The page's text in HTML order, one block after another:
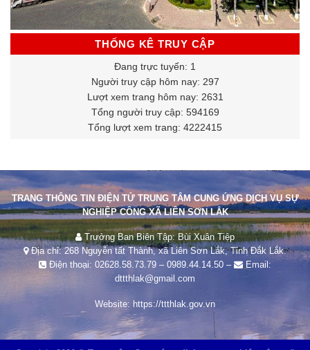
THỐNG KÊ TRUY CẬP
Đang trực tuyến: 1
Người truy cập hôm nay: 297
Lượt xem trang hôm nay: 2631
Tổng người truy cập: 594169
Tổng lượt xem trang: 4222415
TRANG THÔNG TIN ĐIỆN TỬ TRUNG TÂM CUNG ỨNG DỊCH VỤ SỰ
NGHIỆP CÔNG XÃ LIÊN SƠN LẮK
Trưởng Ban Biên Tập: Bùi Xuân Tiệp
Địa chỉ: 268 Nguyễn tất Thành, xã Liên Sơn Lắk, Tỉnh Đắk Lắk.
Điện thoại: 02628.58.73.79 – 0989.44.14.50 –
Email:
dttthlak@gmail.com
Website: https://ttthlak.gov.vn